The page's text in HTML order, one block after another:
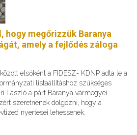
hogy megőrizzük Baranya
amely a fejlődés záloga
elsőként a FIDESZ- KDNP adta le a
listaállításhoz szükséges
László a párt Baranya vármegyei
szeretnének dolgozni, hogy a
nyertesei lehessenek.